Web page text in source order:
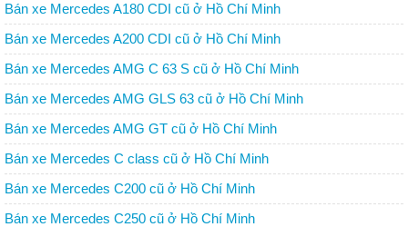
Bán xe Mercedes A180 CDI cũ ở Hồ Chí Minh
Bán xe Mercedes A200 CDI cũ ở Hồ Chí Minh
Bán xe Mercedes AMG C 63 S cũ ở Hồ Chí Minh
Bán xe Mercedes AMG GLS 63 cũ ở Hồ Chí Minh
Bán xe Mercedes AMG GT cũ ở Hồ Chí Minh
Bán xe Mercedes C class cũ ở Hồ Chí Minh
Bán xe Mercedes C200 cũ ở Hồ Chí Minh
Bán xe Mercedes C250 cũ ở Hồ Chí Minh